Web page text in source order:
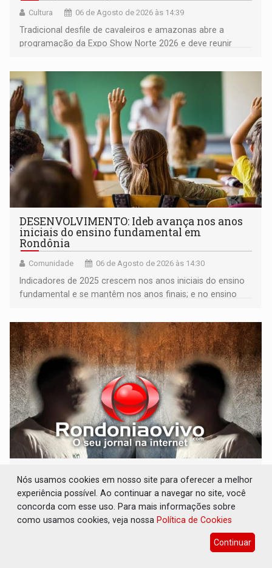
Cultura 06 de Agosto de 2026 às 14:39
Tradicional desfile de cavaleiros e amazonas abre a
programação da Expo Show Norte 2026 e deve reunir
DESENVOLVIMENTO: Ideb avança nos anos
iniciais do ensino fundamental em
Rondônia
Comunidade 06 de Agosto de 2026 às 14:30
Indicadores de 2025 crescem nos anos iniciais do ensino
fundamental e se mantêm nos anos finais; e no ensino
preso durante operação policial
Polícia 06 de Agosto de 2026 às 14:11
Acusado ainda tentou fugir para um matagal
Nós usamos cookies em nosso site para oferecer a melhor
experiência possível. Ao continuar a navegar no site, você
concorda com esse uso. Para mais informações sobre
como usamos cookies, veja nossa Política de Cookies
Continuar